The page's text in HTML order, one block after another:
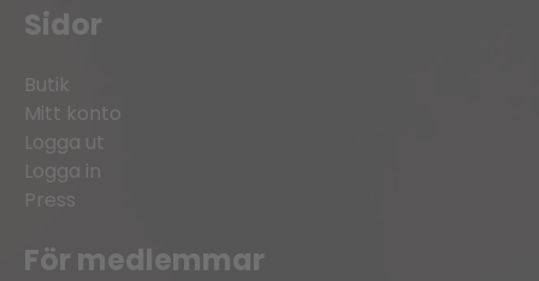
Sidor
Butik
Mitt konto
Logga ut
Logga in
Press
För medlemmar